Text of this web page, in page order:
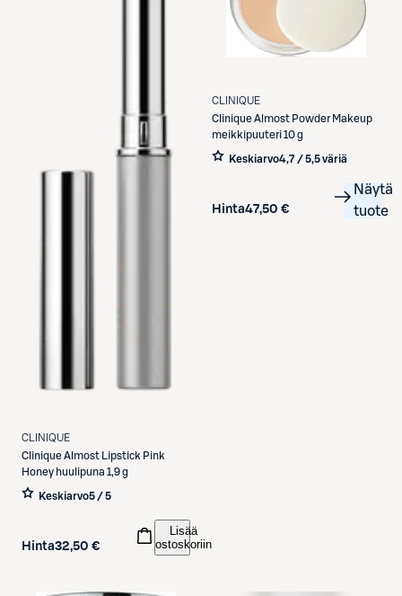
CLINIQUE
CliniqueAlmost Lipstick Pink
Honey huulipuna 1,9 g
Keskiarvo5 / 5
Hinta32,50 €
Lisää
ostoskoriin
CLINIQUE
CliniqueAlmost Powder Makeup
meikkipuuteri 10 g
Keskiarvo4,7 / 5,5 väriä
Hinta47,50 €
Näytä
tuote